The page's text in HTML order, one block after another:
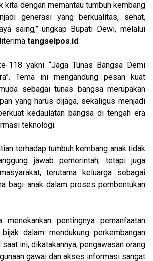
kita dengan memantau tumbuh kembang
generasi yang berkualitas, sehat,
saing,” ungkap Bupati Dewi, melalui
tangselpos.id.
118 yakni “Jaga Tunas Bangsa Demi
Tema ini mengandung pesan kuat
sebagai tunas bangsa merupakan
yang harus dijaga, sekaligus menjadi
kedaulatan bangsa di tengah era
teknologi.
terhadap tumbuh kembang anak tidak
jawab pemerintah, tetapi juga
terutama keluarga sebagai
bagi anak dalam proses pembentukan
menekankan pentingnya pemanfaatan
dalam mendukung perkembangan
ini, dikatakannya, pengawasan orang
gawai dan akses informasi sangat